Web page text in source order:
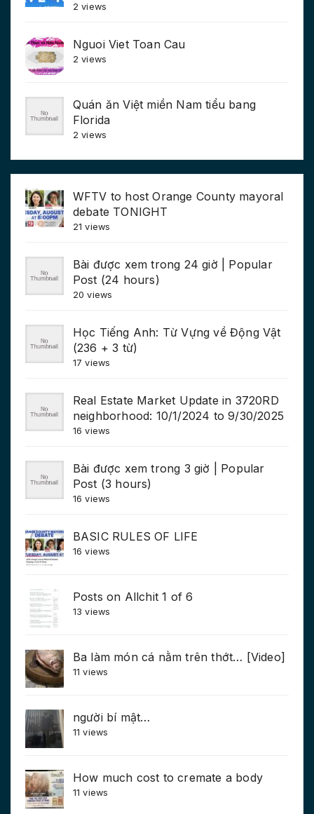
2 views
Nguoi Viet Toan Cau
2 views
Quán ăn Việt miền Nam tiểu bang
Florida
2 views
WFTV to host Orange County mayoral
debate TONIGHT
21 views
Bài được xem trong 24 giờ | Popular
Post (24 hours)
20 views
Học Tiếng Anh: Từ Vựng về Động Vật
(236 + 3 từ)
17 views
Real Estate Market Update in 3720RD
neighborhood: 10/1/2024 to 9/30/2025
16 views
Bài được xem trong 3 giờ | Popular
Post (3 hours)
16 views
BASIC RULES OF LIFE
16 views
Posts on Allchit 1 of 6
13 views
Ba làm món cá nằm trên thớt… [Video]
11 views
người bí mật…
11 views
How much cost to cremate a body
11 views